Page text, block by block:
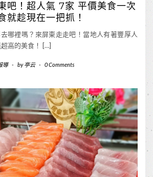
吧！超人氣 7家 平價美食一次
就趁現在一把抓！
哪裡嗎？來屏東走走吧！當地人有著豐厚人
高的美食！ […]
導 - by亭云 - 0 Comments